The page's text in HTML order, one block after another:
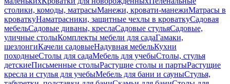
столики, комоды, матрасыМанежи, кровати-манежиМатрасы в
кроваткуНаматрасники, защитные чехлы в кроваткуСадовая
мебельСадовые диваны, креслаСадовые стульяСадовые,
уличные столыКомплекты мебели для садаГамаки,
шезлонгиКачели садовыеНадувная мебельКухни
походныеСтолы для садаМебель для учебыСтолы, стулья
детскиеПисьменные столыРастущие столы и партыРастущие
кресла и стулья для учебыМебель для бани и сауныСтулья,